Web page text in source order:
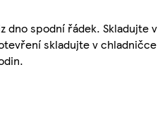
dno spodní řádek. Skladujte v
skladujte v chladničce